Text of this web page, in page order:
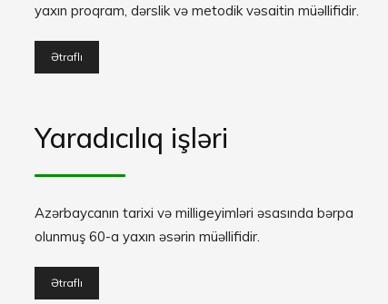
yaxın proqram, dərslik və metodik vəsaitin müəllifidir.
Ətraflı
Yaradıcılıq işləri
Azərbaycanın tarixi və milligeyimləri əsasında bərpa
olunmuş 60-a yaxın əsərin müəllifidir.
Ətraflı